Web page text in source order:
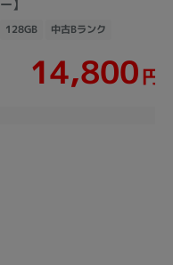
ー】
128GB 中古Bランク
14,800円